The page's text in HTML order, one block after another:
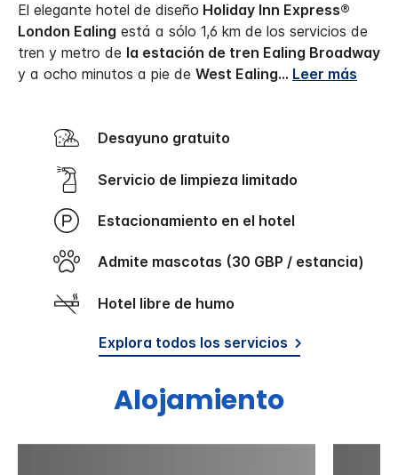
El elegante hotel de diseño Holiday Inn Express®
London Ealing está a sólo 1,6 km de los servicios de
tren y metro de la estación de tren Ealing Broadway
y a ocho minutos a pie de West Ealing... Leer más
Desayuno gratuito
Servicio de limpieza limitado
Estacionamiento en el hotel
Admite mascotas (30 GBP / estancia)
Hotel libre de humo
Explora todos los servicios
Alojamiento